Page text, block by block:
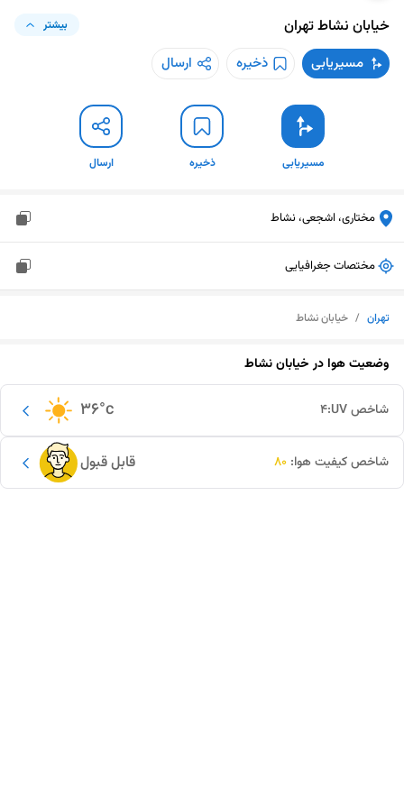
خیابان نشاطتهران بیشتر
مسیریابی ذخیره ارسال
مسیریابی ذخیره ارسال
مختاری، اشجعی، نشاط
مختصات جغرافیایی
تهران / خیابان نشاط
وضعیت هوا درخیابان نشاط
36°c شاخص UV: 4
قابل قبول شاخص کیفیت هوا: 80